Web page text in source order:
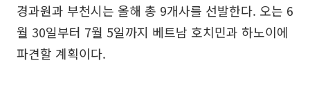
경과원과 부천시는 올해 총 9개사를 선발한다. 오는 6
월 30일부터 7월 5일까지 베트남 호치민과 하노이에
파견할 계획이다.